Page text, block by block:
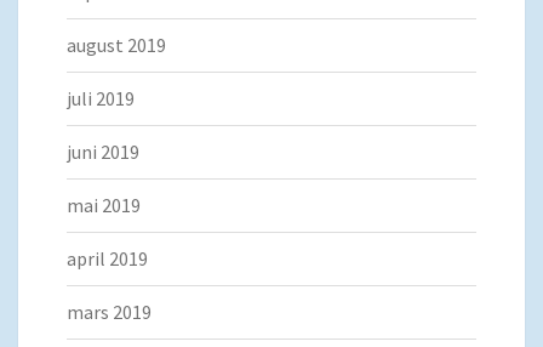
august 2019
juli 2019
juni 2019
mai 2019
april 2019
mars 2019